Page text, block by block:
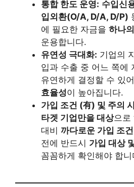
통합 한도 운영: 수입신
입외환(O/A, D/A, D/P)
에 필요한 자금을 하나
운용합니다.
유연성 극대화: 기업의
입과 수출 중 어느 쪽에
유연하게 결정할 수 있
효율성이 높아집니다.
가입 조건 (有) 및 주의
타겟 기업만을 대상으로
대비 까다로운 가입 조건
전에 반드시 가입 대상
꼼꼼하게 확인해야 합니